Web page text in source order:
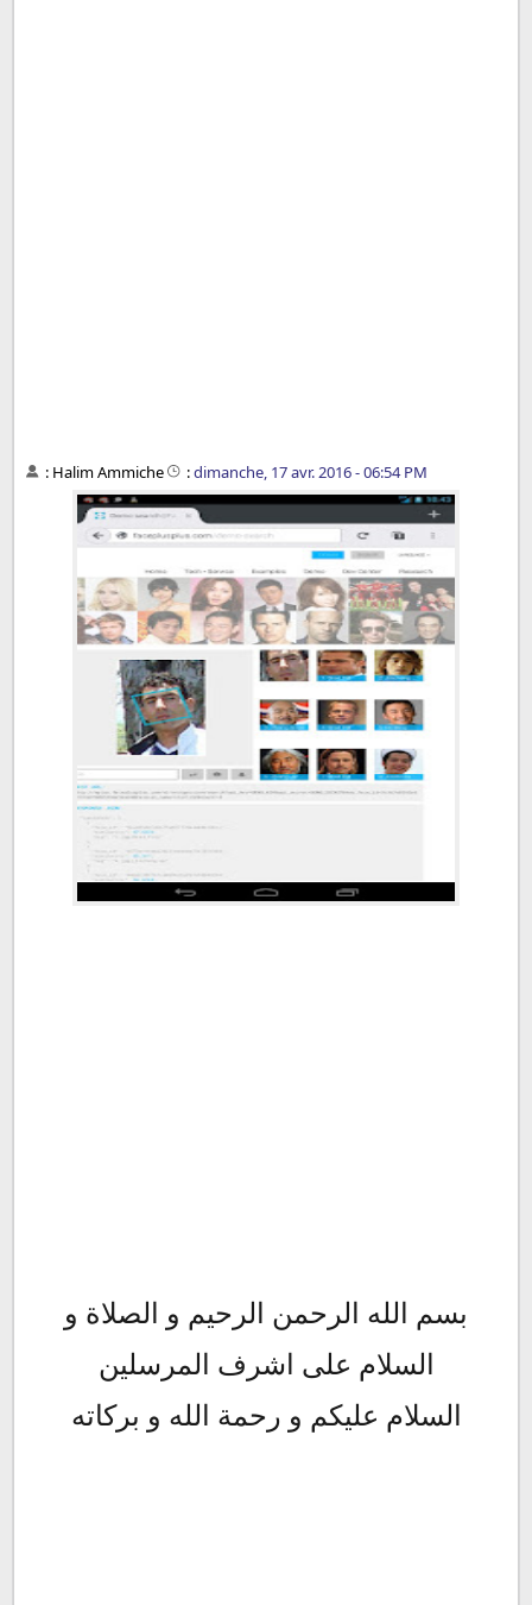
: Halim Ammiche :dimanche, 17 avr. 2016 - 06:54 PM
بسم الله الرحمن الرحيم و الصلاة و
السلام على اشرف المرسلين
السلام عليكم و رحمة الله و بركاته